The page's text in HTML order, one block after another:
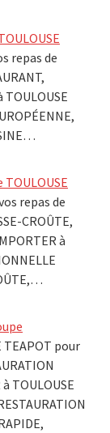
repas de
TOULOUSE
repas de
CROÛTE,
à
TEAPOT pour
TOULOUSE